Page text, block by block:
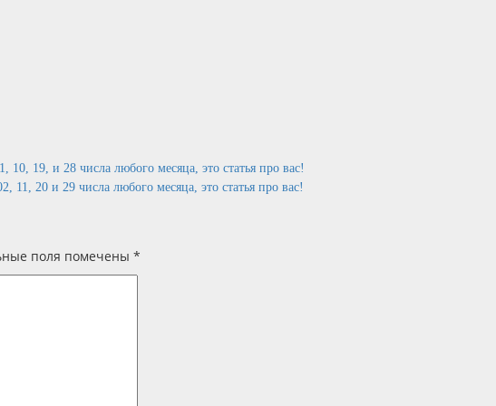
10, 19, и 28 числа любого месяца, это статья про вас!
11, 20 и 29 числа любого месяца, это статья про вас!
поля помечены *